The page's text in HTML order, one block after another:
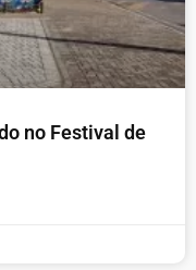
no Festival de